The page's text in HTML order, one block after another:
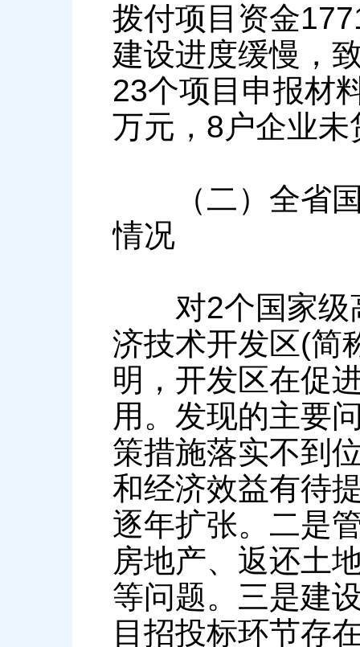
拨付项目资金
建设进度缓慢，
23个项目申报材
万元，8户企业
（二）全省国
情况
对2个国家级
济技术开发区(简
明，开发区在促
用。发现的主要
策措施落实不到
和经济效益有待
逐年扩张。二是
房地产、返还土
等问题。三是建
目招投标环节存